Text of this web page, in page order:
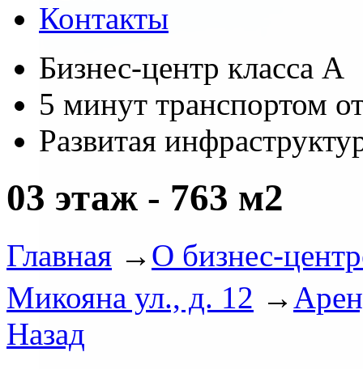
Контакты
Бизнес-центр класса А
5 минут транспортом
Развитая
03 этаж - 763 м2
Главная → О бизнес-
Микояна ул., д. 12 →
Назад